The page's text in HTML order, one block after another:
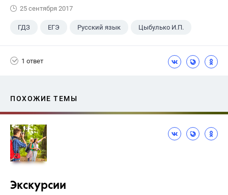
25 сентября 2017
ГДЗ ЕГЭ Русский язык Цыбулько И.П.
1 ответ
ПОХОЖИЕ ТЕМЫ
Экскурсии